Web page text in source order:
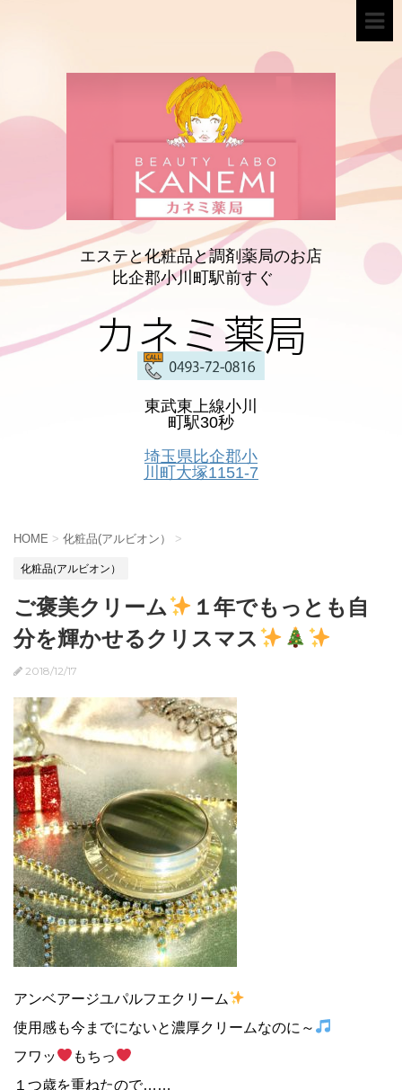
エステと化粧品と調剤薬局のお店
比企郡小川町駅前すぐ
カネミ薬局
東武東上線小川
町駅30秒
埼玉県比企郡小
川町大塚1151-7
HOME > 化粧品(アルビオン） >
化粧品(アルビオン）
ご褒美クリーム
１年でもっとも自
分を輝かせるクリスマス
2018/12/17
アンベアージユパルフエクリーム
使用感も今までにないと濃厚クリームなのに～
フワッ
もちっ
１つ歳を重ねたので……